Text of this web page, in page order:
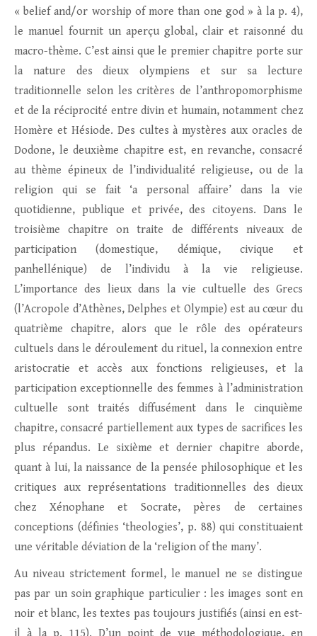
« belief and/or worship of more than one god » à la p. 4),
le manuel fournit un aperçu global, clair et raisonné du
macro-thème. C’est ainsi que le premier chapitre porte sur
la nature des dieux olympiens et sur sa lecture
traditionnelle selon les critères de l’anthropomorphisme
et de la réciprocité entre divin et humain, notamment chez
Homère et Hésiode. Des cultes à mystères aux oracles de
Dodone, le deuxième chapitre est, en revanche, consacré
au thème épineux de l’individualité religieuse, ou de la
religion qui se fait ‘a personal affaire’ dans la vie
quotidienne, publique et privée, des citoyens. Dans le
troisième chapitre on traite de différents niveaux de
participation (domestique, démique, civique et
panhellénique) de l’individu à la vie religieuse.
L’importance des lieux dans la vie cultuelle des Grecs
(l’Acropole d’Athènes, Delphes et Olympie) est au cœur du
quatrième chapitre, alors que le rôle des opérateurs
cultuels dans le déroulement du rituel, la connexion entre
aristocratie et accès aux fonctions religieuses, et la
participation exceptionnelle des femmes à l’administration
cultuelle sont traités diffusément dans le cinquième
chapitre, consacré partiellement aux types de sacrifices les
plus répandus. Le sixième et dernier chapitre aborde,
quant à lui, la naissance de la pensée philosophique et les
critiques aux représentations traditionnelles des dieux
chez Xénophane et Socrate, pères de certaines
conceptions (définies ‘theologies’, p. 88) qui constituaient
une véritable déviation de la ‘religion of the many’.
Au niveau strictement formel, le manuel ne se distingue
pas par un soin graphique particulier : les images sont en
noir et blanc, les textes pas toujours justifiés (ainsi en est-